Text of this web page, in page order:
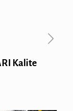
Kalite